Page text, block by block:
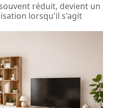
réduit, devient un
lorsqu'il s'agit